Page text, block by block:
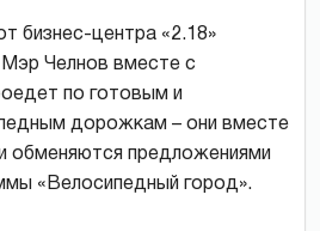
бизнес-центра «2.18»
Челнов вместе с
по готовым и
дорожкам – они вместе
обменяются предложениями
«Велосипедный город».